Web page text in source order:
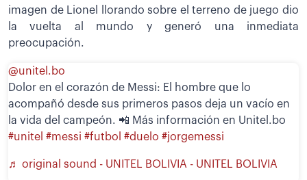
imagen de Lionel llorando sobre el terreno de juego dio
la vuelta al mundo y generó una inmediata
preocupación.
@unitel.bo
Dolor en el corazón de Messi: El hombre que lo
acompañó desde sus primeros pasos deja un vacío en
la vida del campeón. 📲 Más información en Unitel.bo
#unitel #messi #futbol #duelo #jorgemessi
♬ original sound - UNITEL BOLIVIA - UNITEL BOLIVIA